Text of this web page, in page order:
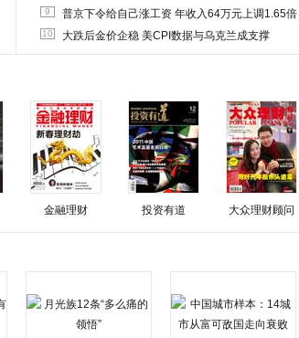
9 普京下令给自己涨工资 年收入64万元上调1.65倍
10 大跌后金价企稳 美CPI数据与乌克兰成支撑
金融理财 投资有道 大众理财顾问